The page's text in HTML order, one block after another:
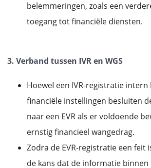
belemmeringen, zoals een
toegang tot financiële diensten.
3. Verband tussen IVR en WGS
Hoewel een IVR-registratie
financiële instellingen besluiten
naar een EVR als er voldoende
ernstig financieel wangedrag.
Zodra de EVR-registratie een feit
de kans dat de informatie binnen